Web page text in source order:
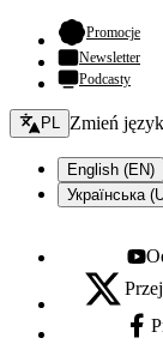
Promocje-
Newsletter
Podcasty
Zmień język -
PL Zmień
English (EN)
Українська
X - otwiera